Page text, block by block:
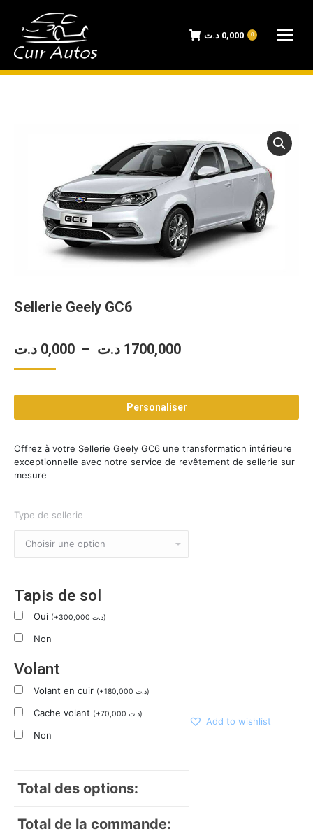
0,000 د.ت 0
Sellerie Geely GC6
0,000 د.ت – 1700,000 د.ت
Plage
prix :
0,000 د.ت
1700,000 د.ت
Personaliser
Offrez à votre Sellerie Geely GC6 une transformation intérieure
exceptionnelle avec notre service de revêtement de sellerie sur
mesure
Type de sellerie
Tapis de sol
Oui (+300,000 د.ت)
Non
Volant
Volant en cuir (+180,000 د.ت)
Cache volant (+70,000 د.ت)
Non
Total des options:
Total de la commande:
Add to wishlist